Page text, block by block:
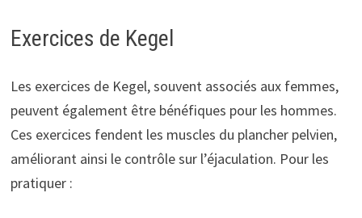
Exercices de Kegel
Les exercices de Kegel, souvent associés aux femmes,
peuvent également être bénéfiques pour les hommes.
Ces exercices fendent les muscles du plancher pelvien,
améliorant ainsi le contrôle sur l’éjaculation. Pour les
pratiquer :